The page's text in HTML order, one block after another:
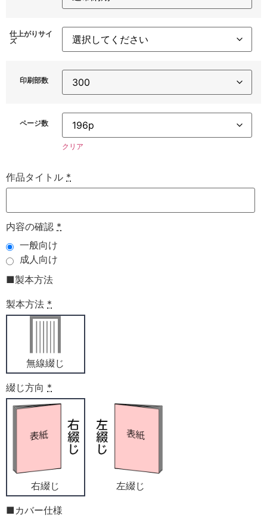
仕上がりサイ
ズ
印刷部数
ページ数
クリア
作品タイトル *
内容の確認 *
一般向け
成人向け
■製本方法
製本方法 *
無線綴じ
綴じ方向 *
右綴じ 左綴じ
■カバー仕様